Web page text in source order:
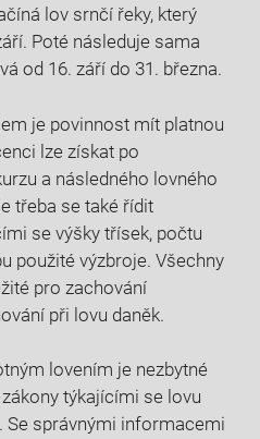
lov ‌srnčí řeky, který
Poté následuje sama‍
​od 16. září do 31. března.
je povinnost mít platnou
lze ⁤získat po
a následného lovného
třeba se ‌také řídit
se výšky třísek, počtu
použité výzbroje. Všechny
pro zachování
při lovu daněk.
lovením ‍je nezbytné
týkajícími ‍se lovu
Se​ správnými informacemi